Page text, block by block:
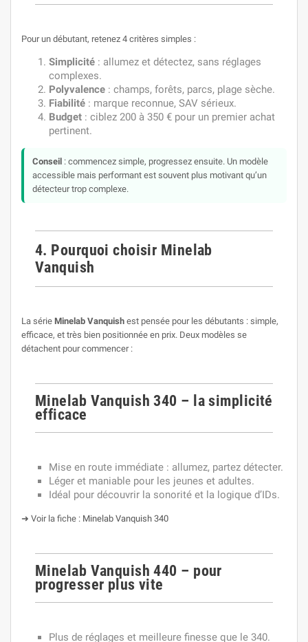
Pour un débutant, retenez 4 critères simples :
Simplicité : allumez et détectez, sans réglages
complexes.
Polyvalence : champs, forêts, parcs, plage sèche.
Fiabilité : marque reconnue, SAV sérieux.
Budget : ciblez 200 à 350 € pour un premier achat
pertinent.
Conseil : commencez simple, progressez ensuite. Un modèle
accessible mais performant est souvent plus motivant qu’un
détecteur trop complexe.
4. Pourquoi choisir Minelab
Vanquish
La série Minelab Vanquish est pensée pour les débutants : simple,
efficace, et très bien positionnée en prix. Deux modèles se
détachent pour commencer :
Minelab Vanquish 340 – la simplicité
efficace
Mise en route immédiate : allumez, partez détecter.
Léger et maniable pour les jeunes et adultes.
Idéal pour découvrir la sonorité et la logique d’IDs.
➜ Voir la fiche : Minelab Vanquish 340
Minelab Vanquish 440 – pour
progresser plus vite
Plus de réglages et meilleure finesse que le 340.